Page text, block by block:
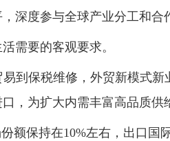
深度参与全球产业分工和合
需要的客观要求。
到保税维修，外贸新模式
口，为扩大内需丰富高品质
额保持在10%左右，出口